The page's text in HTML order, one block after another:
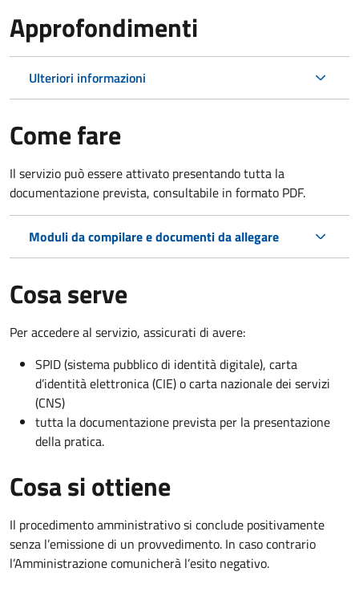
Approfondimenti
Ulteriori informazioni
Come fare
Il servizio può essere attivato presentando tutta la
documentazione prevista, consultabile in formato PDF.
Moduli da compilare e documenti da allegare
Cosa serve
Per accedere al servizio, assicurati di avere:
SPID (sistema pubblico di identità digitale), carta
d’identità elettronica (CIE) o carta nazionale dei servizi
(CNS)
tutta la documentazione prevista per la presentazione
della pratica.
Cosa si ottiene
Il procedimento amministrativo si conclude positivamente
senza l’emissione di un provvedimento. In caso contrario
l’Amministrazione comunicherà l’esito negativo.